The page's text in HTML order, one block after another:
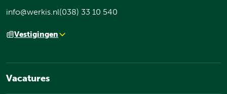
info@werkis.nl(038) 33 10 540
Vestigingen
Vacatures